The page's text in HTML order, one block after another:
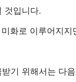
것입니다.
화로 이루어지
기 위해서는 다